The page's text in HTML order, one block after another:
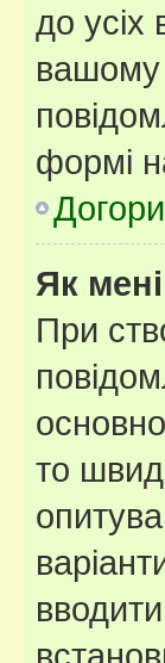
до усіх
вашому
формі
Догори
Як
При
то